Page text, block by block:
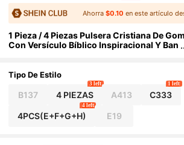
Ahorra $0.10 en este artículo
1 Pieza / 4 Piezas Pulsera Cristiana De
Con Versículo Bíblico Inspiracional Y Ban
Tipo De Estilo
B137 4 PIEZAS
3 left
A413 C333
1 left
4PCS(E+F+G+H)
4 left
E19